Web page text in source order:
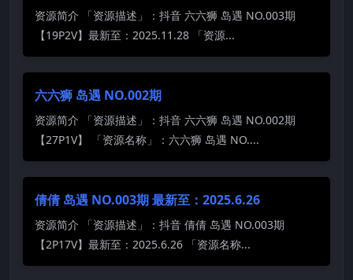
资源简介 「资源描述」：抖音 六六狮 岛遇 NO.003期
【19P2V】最新至：2025.11.28 「资源...
六六狮 岛遇 NO.002期
资源简介 「资源描述」：抖音 六六狮 岛遇 NO.002期
【27P1V】 「资源名称」：六六狮 岛遇 NO....
倩倩 岛遇 NO.003期 最新至：2025.6.26
资源简介 「资源描述」：抖音 倩倩 岛遇 NO.003期
【2P17V】最新至：2025.6.26 「资源名称...